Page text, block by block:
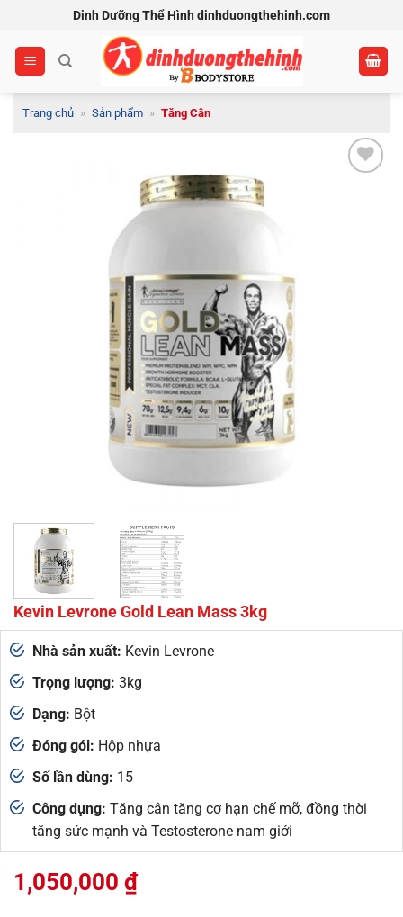
nội
dung
Dinh Dưỡng Thể Hình dinhduongthehinh.com
Trang chủ » Sản phẩm » Tăng Cân
Kevin Levrone Gold Lean Mass 3kg
Nhà sản xuất: Kevin Levrone
Trọng lượng: 3kg
Dạng: Bột
Đóng gói: Hộp nhựa
Số lần dùng: 15
Công dụng: Tăng cân tăng cơ hạn chế mỡ, đồng thời
tăng sức mạnh và Testosterone nam giới
1,050,000 ₫